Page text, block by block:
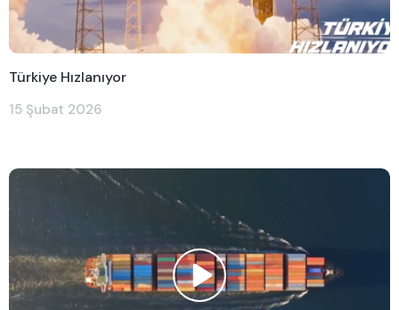
Türkiye Hızlanıyor
15 Şubat 2026